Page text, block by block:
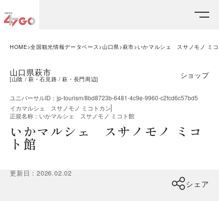
HOME 全国観光情報データベース 山口県 萩市 いかマルシェ スサノモノ ミ
山口県萩市
[山陰 萩・石見路 萩・長門周辺] ショップ
ユニバーサルID ： jp-tourism/8bd8723b-6481-4c9e-9960-c2fcd6c57bd5
イカマルシェ スサノモノ ミコトカン
正規名称 ： いかマルシェ スサノモノ ミコト館
いかマルシェ スサノモノ ミコ
ト館
更新日 ：2026.02.02
シェア